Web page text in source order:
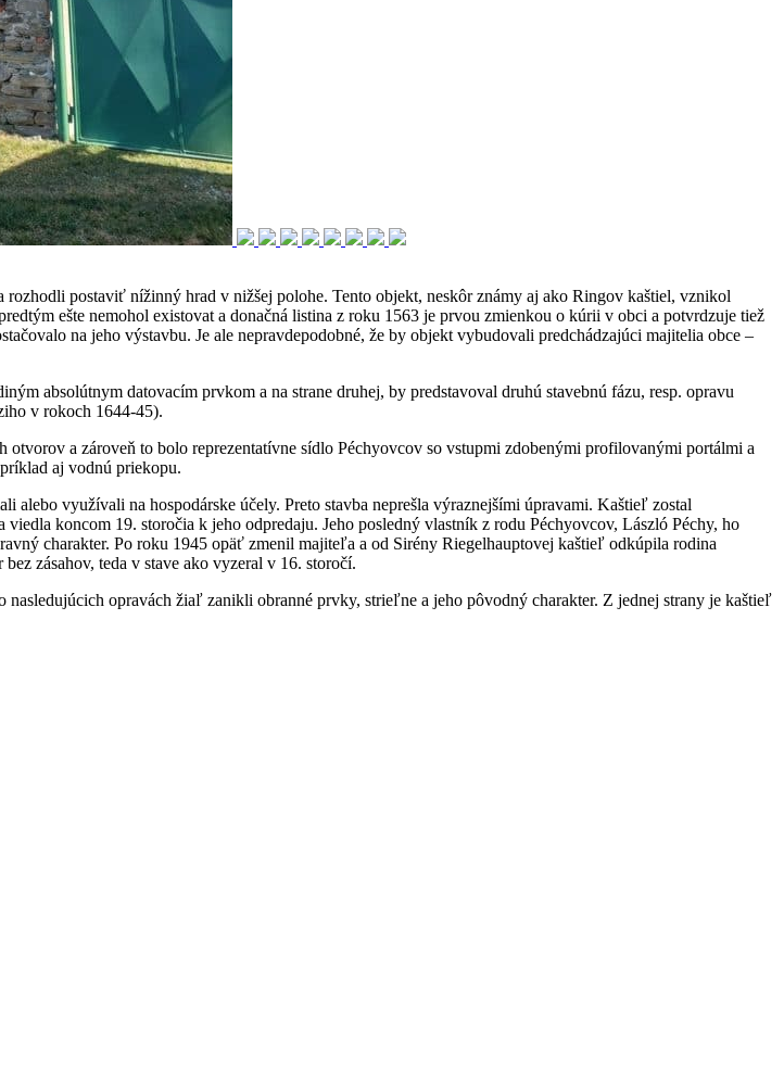
postaviť nížinný hrad v nižšej polohe. Tento objekt, neskôr známy aj ako Ringov kaštiel, vznikol
ešte nemohol existovat a donačná listina z roku 1563 je prvou zmienkou o kúrii v obci a potvrdzuje tiež
na jeho výstavbu. Je ale nepravdepodobné, že by objekt vybudovali predchádzajúci majitelia obce –
absolútnym datovacím prvkom a na strane druhej, by predstavoval druhú stavebnú fázu, resp. opravu
v rokoch 1644-45).
a zároveň to bolo reprezentatívne sídlo Péchyovcov so vstupmi zdobenými profilovanými portálmi a
aj vodnú priekopu.
využívali na hospodárske účely. Preto stavba neprešla výraznejšími úpravami. Kaštieľ zostal
koncom 19. storočia k jeho odpredaju. Jeho posledný vlastník z rodu Péchyovcov, László Péchy, ho
charakter. Po roku 1945 opäť zmenil majiteľa a od Sirény Riegelhauptovej kaštieľ odkúpila rodina
zásahov, teda v stave ako vyzeral v 16. storočí.
opravách žiaľ zanikli obranné prvky, strieľne a jeho pôvodný charakter. Z jednej strany je kaštieľ